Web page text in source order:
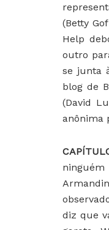
(Betty
Help
outro
se junta
blog de
(David
anônima
diz que